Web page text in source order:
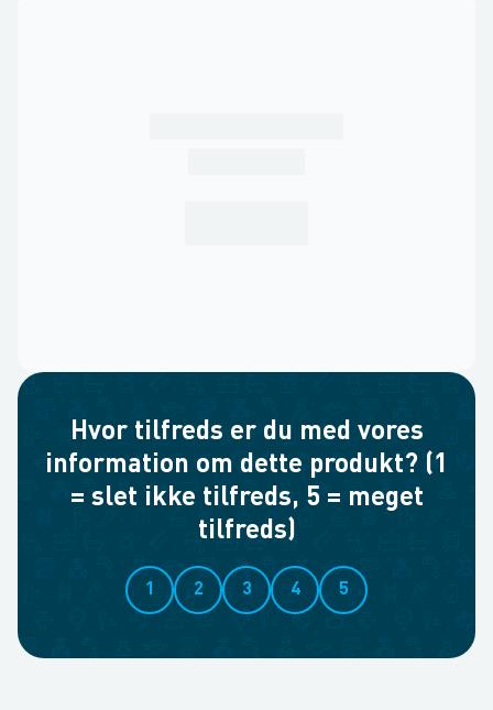
Hvor tilfreds er du med vores
information om dette produkt? (1
= slet ikke tilfreds, 5 = meget
tilfreds)
1 2 3 4 5